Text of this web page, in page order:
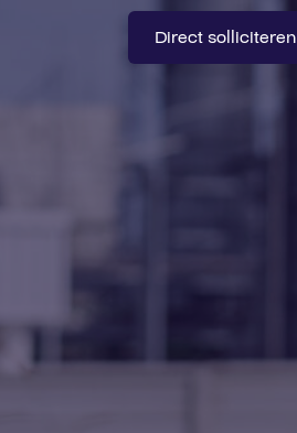
Direct solliciteren